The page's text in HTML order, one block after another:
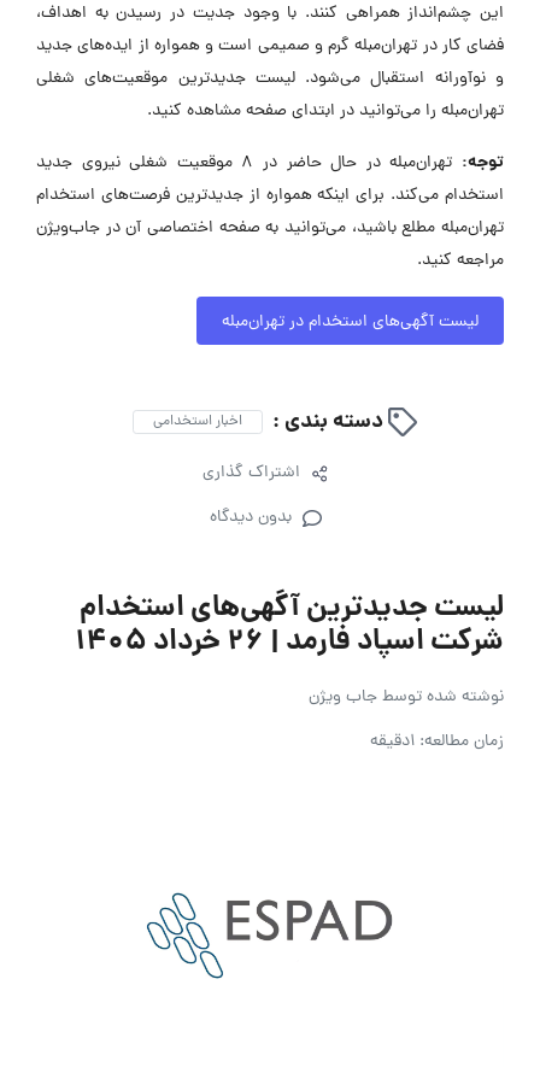
این چشم‌انداز همراهی کنند. با وجود جدیت در رسیدن به اهداف،
فضای کار در تهران‌مبله گرم و صمیمی است و همواره از ایده‌های جدید
و نوآورانه استقبال می‌شود. لیست جدیدترین موقعیت‌های شغلی
تهران‌مبله را می‌توانید در ابتدای صفحه مشاهده کنید.
توجه:
تهران‌مبله در حال حاضر در ۸ موقعیت شغلی نیروی جدید
استخدام می‌کند. برای اینکه همواره از جدیدترین فرصت‌های استخدام
تهران‌مبله مطلع باشید، می‌توانید به صفحه اختصاصی آن در جاب‌ویژن
مراجعه کنید.
لیست آگهی‌های استخدام در تهران‌مبله
دسته بندی : اخبار استخدامی
اشتراک گذاری
بدون دیدگاه
لیست جدیدترین آگهی‌های استخدام
شرکت اسپاد فارمد | ۲۶ خرداد ۱۴۰۵
نوشته شده توسطجاب ویژن
زمان مطالعه: 1دقیقه